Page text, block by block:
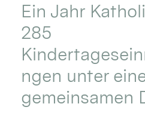
Ein Jahr
285
ngen unter
gemeinsamen